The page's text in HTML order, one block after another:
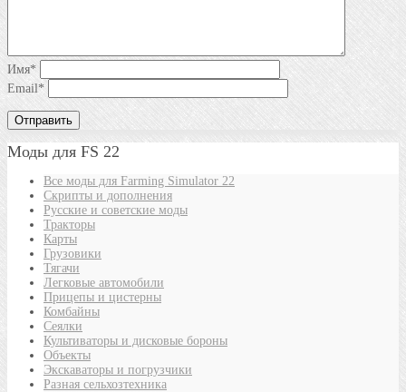
Имя*
Email*
Моды для FS 22
Все моды для Farming Simulator 22
Скрипты и дополнения
Русские и советские моды
Тракторы
Карты
Грузовики
Тягачи
Легковые автомобили
Прицепы и цистерны
Комбайны
Сеялки
Культиваторы и дисковые бороны
Объекты
Экскаваторы и погрузчики
Разная сельхозтехника